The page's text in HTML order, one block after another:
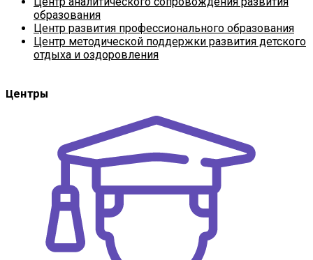
образования
Центр развития профессионального образования
Центр методической поддержки развития детского
отдыха и оздоровления
Центры